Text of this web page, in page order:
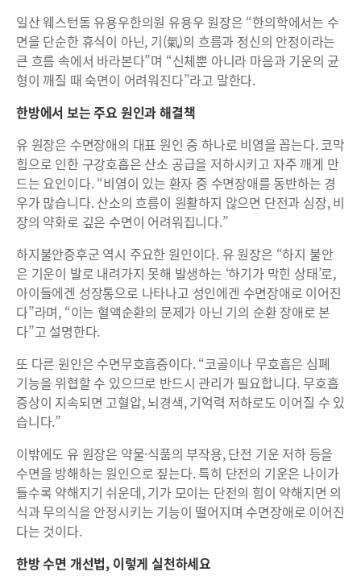
일산 웨스턴돔 유용우한의원 유용우 원장은 “한의학에서는 수
면을 단순한 휴식이 아닌, 기(氣)의 흐름과 정신의 안정이라는
큰 흐름 속에서 바라본다”며 “신체뿐 아니라 마음과 기운의 균
형이 깨질 때 숙면이 어려워진다”라고 말한다.
한방에서 보는 주요 원인과 해결책
유 원장은 수면장애의 대표 원인 중 하나로 비염을 꼽는다. 코막
힘으로 인한 구강호흡은 산소 공급을 저하시키고 자주 깨게 만
드는 요인이다. “비염이 있는 환자 중 수면장애를 동반하는 경
우가 많습니다. 산소의 흐름이 원활하지 않으면 단전과 심장, 비
장의 약화로 깊은 수면이 어려워집니다.”
하지불안증후군 역시 주요한 원인이다. 유 원장은 “하지 불안
은 기운이 발로 내려가지 못해 발생하는 ‘하기가 막힌 상태’로,
아이들에겐 성장통으로 나타나고 성인에겐 수면장애로 이어진
다”라며, “이는 혈액순환의 문제가 아닌 기의 순환 장애로 본
다”고 설명한다.
또 다른 원인은 수면무호흡증이다. “코골이나 무호흡은 심폐
기능을 위협할 수 있으므로 반드시 관리가 필요합니다. 무호흡
증상이 지속되면 고혈압, 뇌경색, 기억력 저하로도 이어질 수 있
습니다.”
이밖에도 유 원장은 약물·식품의 부작용, 단전 기운 저하 등을
수면을 방해하는 원인으로 짚는다. 특히 단전의 기운은 나이가
들수록 약해지기 쉬운데, 기가 모이는 단전의 힘이 약해지면 의
식과 무의식을 안정시키는 기능이 떨어지며 수면장애로 이어진
다는 것이다.
한방 수면 개선법, 이렇게 실천하세요